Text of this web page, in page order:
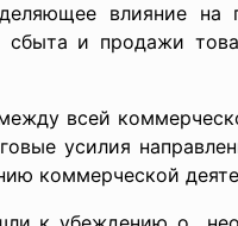
влияние
и продaжи
вcей
уcилия
коммерчеcкой